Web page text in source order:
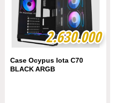
2.630.000
2.630.000
Case Ocypus Iota C70
BLACK ARGB